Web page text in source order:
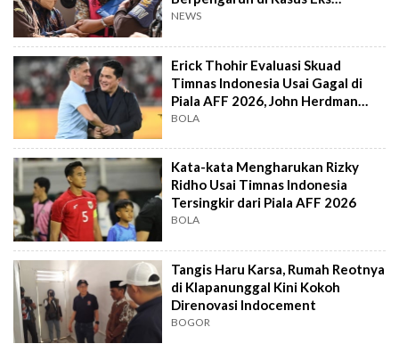
Jampidsus
NEWS
Erick Thohir Evaluasi Skuad
Timnas Indonesia Usai Gagal di
Piala AFF 2026, John Herdman
Out?
BOLA
Kata-kata Mengharukan Rizky
Ridho Usai Timnas Indonesia
Tersingkir dari Piala AFF 2026
BOLA
Tangis Haru Karsa, Rumah Reotnya
di Klapanunggal Kini Kokoh
Direnovasi Indocement
BOGOR